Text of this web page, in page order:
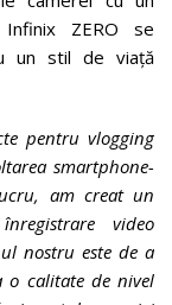
ZERO se
un stil de viață
pentru vlogging
smartphone-
am creat un
video
nostru este de a
o calitate de nivel